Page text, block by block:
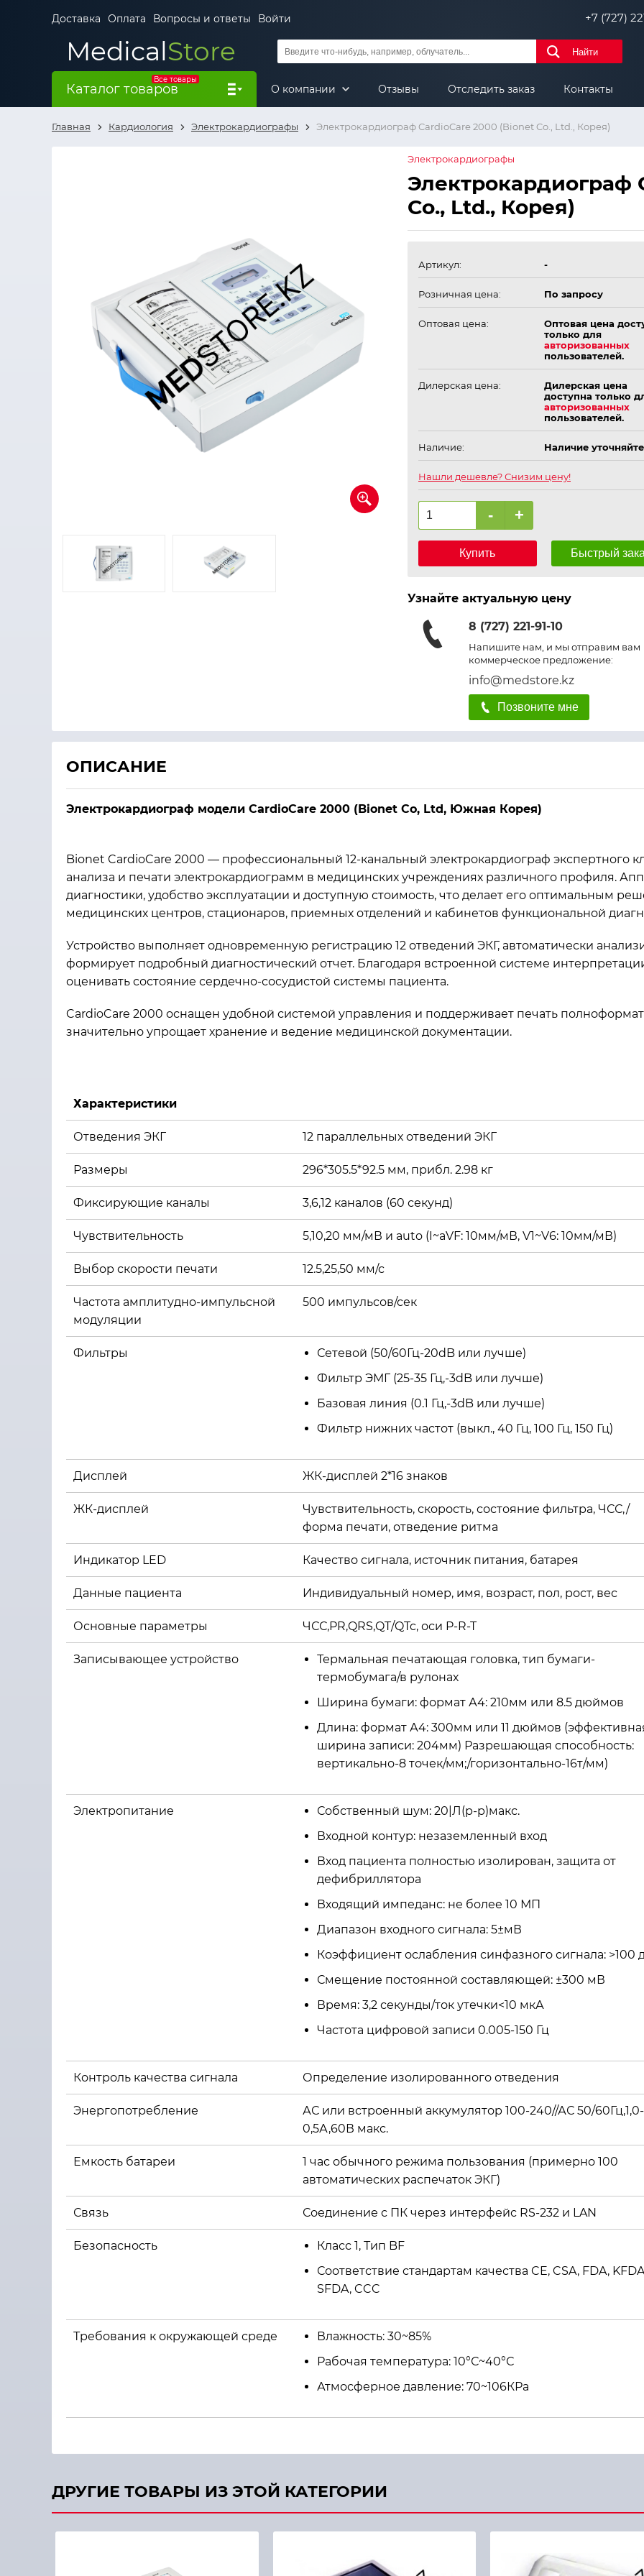
Доставка Оплата Вопросы и ответы Войти +7 (727)
MedicalStore Найти
Все товары
Каталог товаров О компании Отзывы Отследить заказ Контакты
Главная Кардиология Электрокардиографы Электрокардиограф CardioCare 2000 (Bionet Co., Ltd., Корея)
Электрокардиографы
Электрокардиограф
Co., Ltd., Корея)
Артикул: -
Розничная цена: По запросу
Оптовая цена:
Оптовая цена
только для
авторизованных
пользователей.
Дилерская цена:
Дилерская цена
доступна только
авторизованных
пользователей.
Наличие: Наличие уточняйте
Нашли дешевле? Снизим цену!
- +
Купить Быстрый
Узнайте актуальную цену
8 (727) 221-91-10
Напишите нам, и мы отправим вам
коммерческое предложение:
info@medstore.kz
Позвоните мне
ОПИСАНИЕ
Электрокардиограф модели CardioCare 2000 (Bionet Co, Ltd, Южная Корея)
Bionet CardioCare 2000 — профессиональный 12-канальный электрокардиограф экспертного
анализа и печати электрокардиограмм в медицинских учреждениях различного профиля.
диагностики, удобство эксплуатации и доступную стоимость, что делает его оптимальным
медицинских центров, стационаров, приемных отделений и кабинетов функциональной
Устройство выполняет одновременную регистрацию 12 отведений ЭКГ, автоматически
формирует подробный диагностический отчет. Благодаря встроенной системе
оценивать состояние сердечно-сосудистой системы пациента.
CardioCare 2000 оснащен удобной системой управления и поддерживает печать
значительно упрощает хранение и ведение медицинской документации.
Характеристики
Отведения ЭКГ 12 параллельных отведений ЭКГ
Размеры 296*305.5*92.5 мм, прибл. 2.98 кг
Фиксирующие каналы 3,6,12 каналов (60 секунд)
Чувствительность 5,10,20 мм/мВ и auto (I~aVF: 10мм/мВ, V1~V6: 10мм/мВ)
Выбор скорости печати 12.5,25,50 мм/с
Частота амплитудно-импульсной
модуляции
500 импульсов/сек
Фильтры
Сетевой (50/60Гц-20dB или лучше)
Фильтр ЭМГ (25-35 Гц,-3dB или лучше)
Базовая линия (0.1 Гц,-3dB или лучше)
Фильтр нижних частот (выкл., 40 Гц, 100 Гц, 150 Гц)
Дисплей ЖК-дисплей 2*16 знаков
ЖК-дисплей
Чувствительность, скорость, состояние фильтра, ЧСС,/
форма печати, отведение ритма
Индикатор LED Качество сигнала, источник питания, батарея
Данные пациента Индивидуальный номер, имя, возраст, пол, рост, вес
Основные параметры ЧСС,PR,QRS,QT/QTc, оси P-R-T
Записывающее устройство
Термальная печатающая головка, тип бумаги-
термобумага/в рулонах
Ширина бумаги: формат А4: 210мм или 8.5 дюймов
Длина: формат А4: 300мм или 11 дюймов
ширина записи: 204мм) Разрешающая способность:
вертикально-8 точек/мм;/горизонтально-16т/мм)
Электропитание
Собственный шум: 20|Л(р-р)макс.
Входной контур: незаземленный вход
Вход пациента полностью изолирован, защита от
дефибриллятора
Входящий импеданс: не более 10 МП
Диапазон входного сигнала: 5±мВ
Коэффициент ослабления синфазного сигнала: >100
Смещение постоянной составляющей: ±300 мВ
Время: 3,2 секунды/ток утечки<10 мкА
Частота цифровой записи 0.005-150 Гц
Контроль качества сигнала Определение изолированного отведения
Энергопотребление
АС или встроенный аккумулятор 100-240//АС 50/60Гц,1,0-
0,5А,60В макс.
Емкость батареи
1 час обычного режима пользования (примерно 100
автоматических распечаток ЭКГ)
Связь Соединение с ПК через интерфейс RS-232 и LAN
Безопасность
Класс 1, Тип BF
Соответствие стандартам качества CE, CSA, FDA,
SFDA, CCC
Требования к окружающей среде
Влажность: 30~85%
Рабочая температура: 10°С~40°С
Атмосферное давление: 70~106КРа
ДРУГИЕ ТОВАРЫ ИЗ ЭТОЙ КАТЕГОРИИ